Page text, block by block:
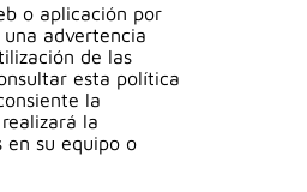
o aplicación por
advertencia
de las
esta política
la
la
en su equipo o